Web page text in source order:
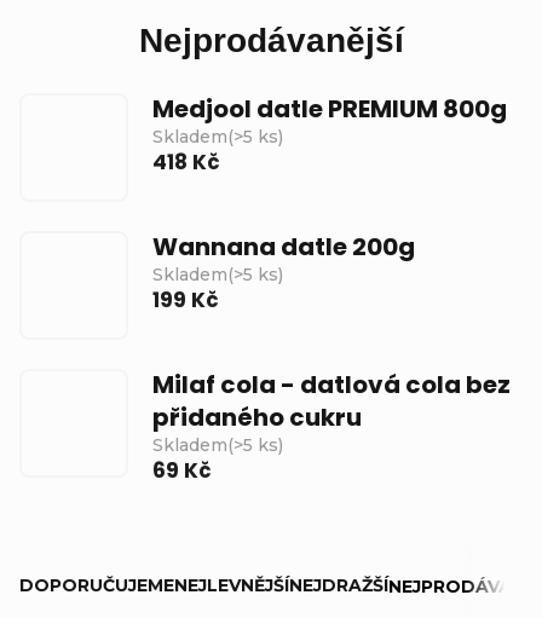
Nejprodávanější
Medjool datle PREMIUM 800g
Skladem(>5 ks)
418 Kč
Wannana datle 200g
Skladem(>5 ks)
199 Kč
Milaf cola - datlová cola bez
přidaného cukru
Skladem(>5 ks)
69 Kč
DOPORUČUJEMENEJLEVNĚJŠÍNEJDRAŽŠÍ